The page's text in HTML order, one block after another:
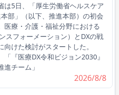
は5日、「厚生労働省ヘルスケア
部」（以下、推進本部）の初会
医療・介護・福祉分野における
スフォーメーション）とDXの戦
向けた検討がスタートした。
「『医療DX令和ビジョン2030』
進チーム」
2026/8/8